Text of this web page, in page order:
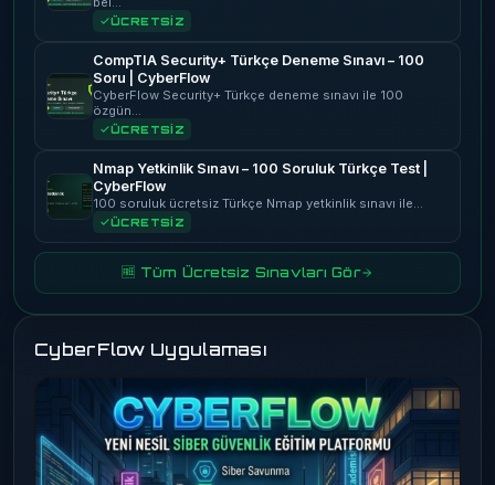
ÜCRETSİZ
CompTIA Security+ Türkçe Deneme Sınavı – 100
Soru | CyberFlow
CyberFlow Security+ Türkçe deneme sınavı ile 100
özgün…
ÜCRETSİZ
Nmap Yetkinlik Sınavı – 100 Soruluk Türkçe Test |
CyberFlow
100 soruluk ücretsiz Türkçe Nmap yetkinlik sınavı ile…
ÜCRETSİZ
🆓 Tüm Ücretsiz Sınavları Gör
CyberFlow Uygulaması